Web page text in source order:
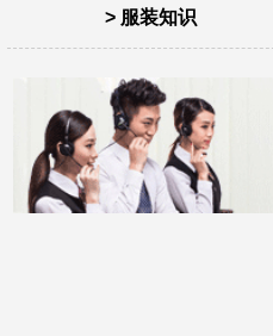
> 服装知识